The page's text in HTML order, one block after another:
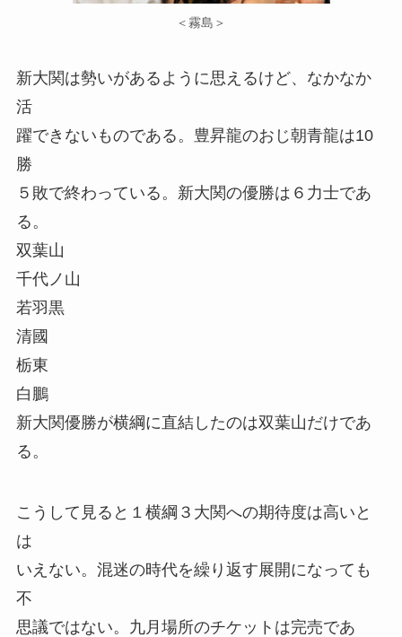
＜霧島＞
新大関は勢いがあるように思えるけど、なかなか
活
躍できないものである。豊昇龍のおじ朝青龍は10
勝
５敗で終わっている。新大関の優勝は６力士であ
る。
双葉山
千代ノ山
若羽黒
清國
栃東
白鵬
新大関優勝が横綱に直結したのは双葉山だけであ
る。
こうして見ると１横綱３大関への期待度は高いと
は
いえない。混迷の時代を繰り返す展開になっても
不
思議ではない。九月場所のチケットは完売であ